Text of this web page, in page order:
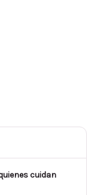
cuidan